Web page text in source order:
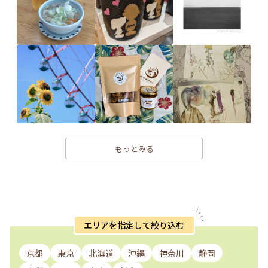
もっとみる
エリアを指定して絞り込む
京都 東京 北海道 沖縄 神奈川
静岡